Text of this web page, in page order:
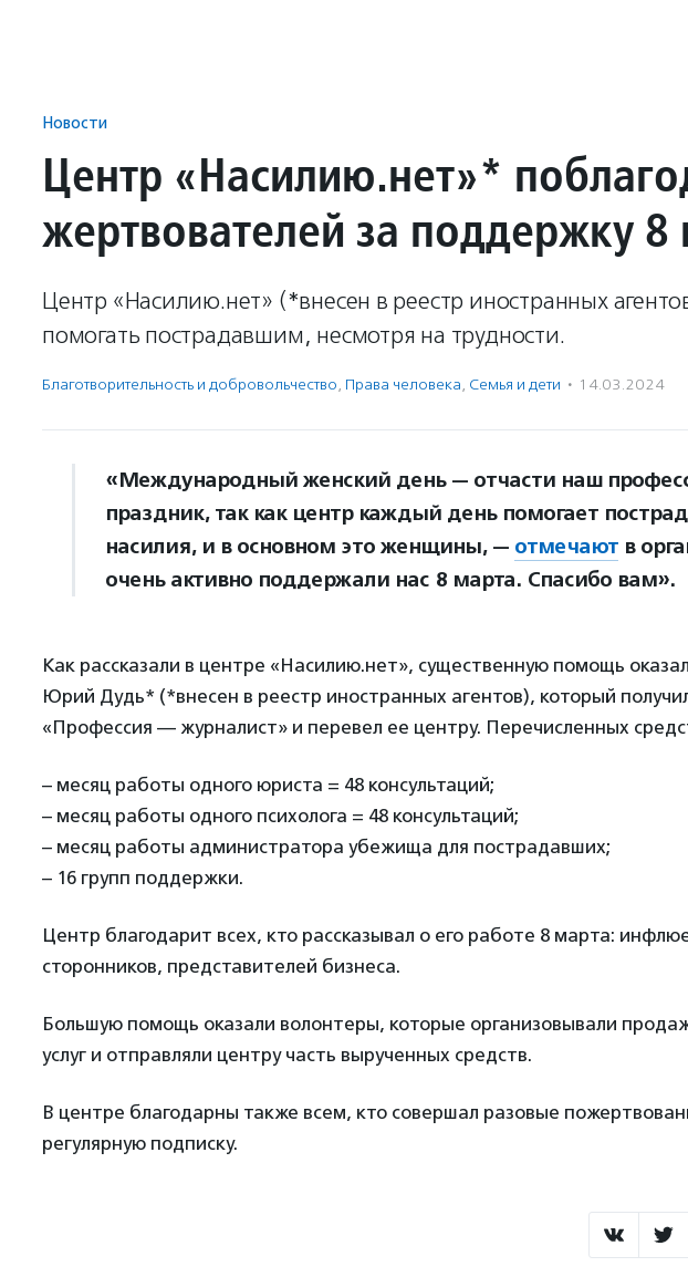
Новости
Центр «Насилию.нет»*
жертвователей за поддержку 8
Центр «Насилию.нет» (*внесен в реестр иностранных
помогать пострадавшим, несмотря на трудности.
Благотвори­тель­ность и доброволь­чест­во, Права человека, Семья и дети · 14.03.2024
«Международный женский день — отчасти наш
праздник, так как центр каждый день помогает
насилия, и в основном это женщины, — отмечают в
очень активно поддержали нас 8 марта. Спасибо вам».
Как рассказали в центре «Насилию.нет», существенную помощь
Юрий Дудь* (*внесен в реестр иностранных агентов), который
«Профессия — журналист» и перевел ее центру. Перечисленных
– месяц работы одного юриста = 48 консультаций;
– месяц работы одного психолога = 48 консультаций;
– месяц работы администратора убежища для пострадавших;
– 16 групп поддержки.
Центр благодарит всех, кто рассказывал о его работе 8 марта:
сторонников, представителей бизнеса.
Большую помощь оказали волонтеры, которые организовывали
услуг и отправляли центру часть вырученных средств.
В центре благодарны также всем, кто совершал разовые
регулярную подписку.